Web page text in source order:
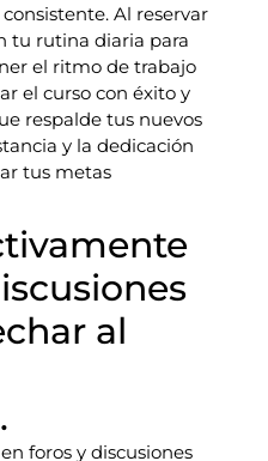
Al reservar
tu rutina diaria para
el ritmo de trabajo
el curso con éxito y
respalde tus nuevos
y la dedicación
tus metas
al
foros y discusiones